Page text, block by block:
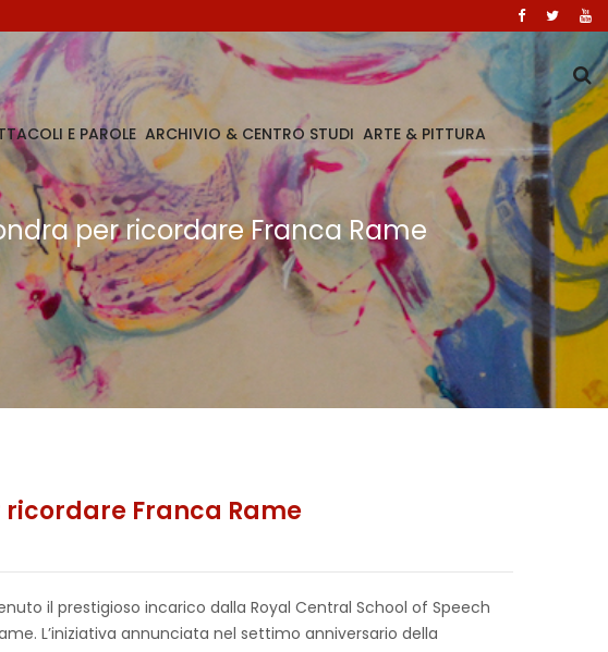
E PAROLE ARCHIVIO & CENTRO STUDI ARTE & PITTURA
per ricordare Franca Rame
Franca Rame
il prestigioso incarico dalla Royal Central School of Speech
L’iniziativa annunciata nel settimo anniversario della